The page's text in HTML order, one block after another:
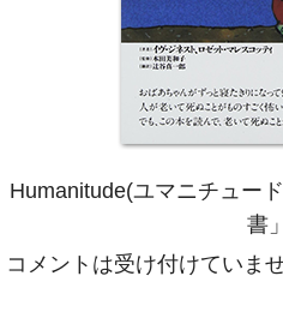
Humanitude(ユマニチュー
書」
コメントは受け付けていませ